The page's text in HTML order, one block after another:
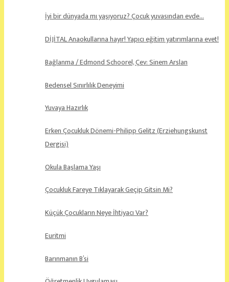
İyi bir dünyada mı yaşıyoruz? Çocuk yuvasından evde…
DİJİTAL Anaokullarına hayır! Yapıcı eğitim yatırımlarına evet!
Bağlanma / Edmond Schoorel, Çev: Sinem Arslan
Bedensel Sınırlılık Deneyimi
Yuvaya Hazırlık
Erken Çocukluk Dönemi-Philipp Gelitz (Erziehungskunst
Dergisi)
Okula Başlama Yaşı
Çocukluk Fareye Tıklayarak Geçip Gitsin Mi?
Küçük Çocukların Neye İhtiyacı Var?
Euritmi
Barınmanın B’si